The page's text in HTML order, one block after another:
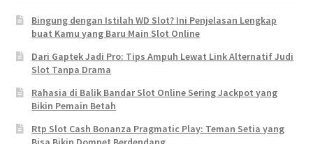
Bingung dengan Istilah WD Slot? Ini Penjelasan Lengkap
buat Kamu yang Baru Main Slot Online
Dari Gaptek Jadi Pro: Tips Ampuh Lewat Link Alternatif Judi
Slot Tanpa Drama
Rahasia di Balik Bandar Slot Online Sering Jackpot yang
Bikin Pemain Betah
Rtp Slot Cash Bonanza Pragmatic Play: Teman Setia yang